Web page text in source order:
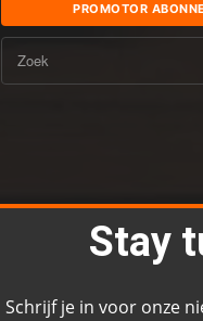
PROMOTOR
Zoek
Stay
Schrijf je in voor onze